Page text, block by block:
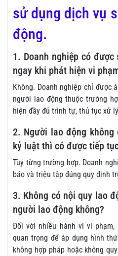
sử dụng dịch vụ
động.
1. Doanh nghiệp có
ngay khi phát hiện vi
Không. Doanh nghiệp chỉ được
người lao động thuộc trường
hiện đầy đủ trình tự, thủ tục xử
2. Người lao động
kỷ luật thì có được tiếp
Tùy từng trường hợp. Doanh
báo và triệu tập đúng quy định
3. Không có nội quy lao
người lao động không?
Đối với nhiều hành vi vi
quan trọng để áp dụng hình
không hợp pháp hoặc không